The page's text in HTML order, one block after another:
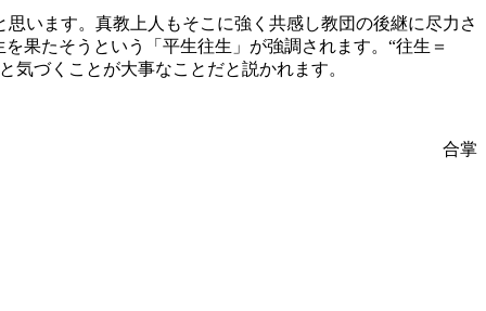
います。真教上人もそこに強く共感し教団の後継に尽力さ
果たそうという「平生往生」が強調されます。“往生＝
づくことが大事なことだと説かれます。
合掌